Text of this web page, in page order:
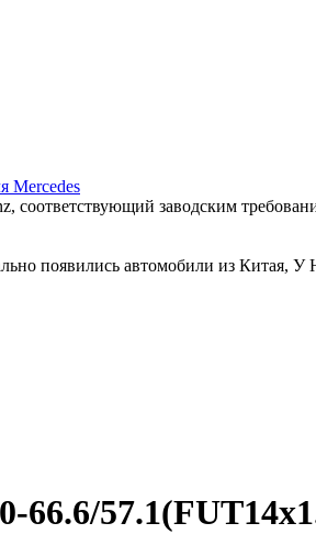
Mercedes
соответствующий заводским
появились автомобили
66.6/